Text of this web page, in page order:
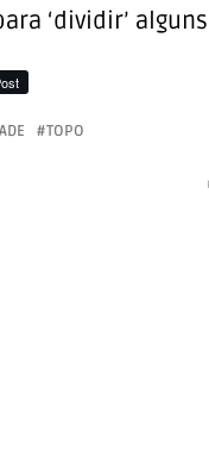
‘dividir’
TOPO